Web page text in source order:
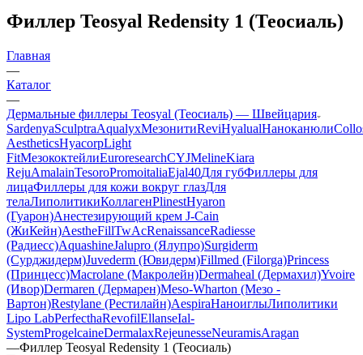
Филлер Teosyal Redensity 1 (Теосиаль)
Главная
—
Каталог
—
Дермальные филлеры Teosyal (Теосиаль) — Швейцария
SardenyaSculptraAqualyxМезонитиReviHyalualНаноканюли
AestheticsHyacorpLight
FitМезококтейлиEuroresearchCYJMelineKiara
RejuAmalainTesoroPromoitaliaEjal40Для губФиллеры для
лицаФиллеры для кожи вокруг глазДля
телаЛиполитикиКоллагенPlinestHyaron
(Гуарон)Анестезирующий крем J-Cain
(ЖиКейн)AestheFillTwAcRenaissanceRadiesse
(Радиесс)AquashineJalupro (Ялупро)Surgiderm
(Сурджидерм)Juvederm (Ювидерм)Fillmed (Filorga)Princess
(Принцесс)Macrolane (Макролейн)Dermaheal (Дермахил)Yvoire
(Ивор)Dermaren (Дермарен)Meso-Wharton (Мезо -
Вартон)Restylane (Рестилайн)AespiraНаноиглыЛиполитики
Lipo LabPerfecthaRevofilEllanseIal-
SystemProgelcaineDermalaxRejeunesseNeuramisAragan
—Филлер Teosyal Redensity 1 (Теосиаль)